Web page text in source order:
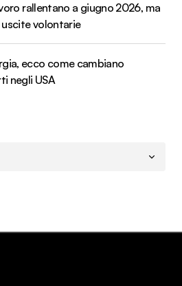
rallentano a giugno 2026, ma
volontarie
ecco come cambiano
negli USA